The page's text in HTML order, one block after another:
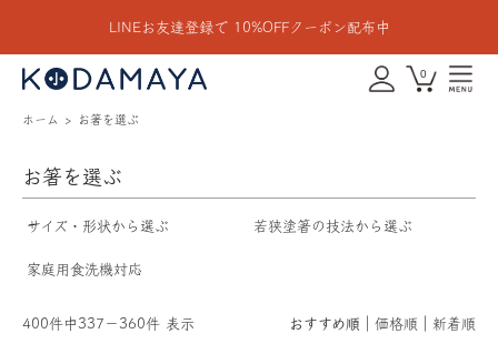
LINEお友達登録で 10%OFFクーポン配布中
0
ホーム お箸を選ぶ
お箸を選ぶ
サイズ・形状から選ぶ 若狭塗箸の技法から選ぶ
家庭用食洗機対応
400件中337－360件 表示 おすすめ順 価格順 新着順